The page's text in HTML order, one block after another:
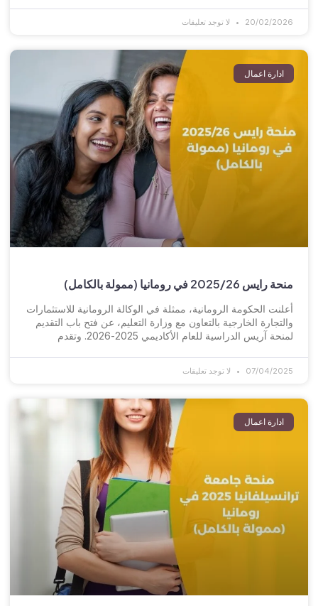
20/02/2026 لا توجد تعليقات
ادارة اعمال
منحة رايس 2025/26 في رومانيا (ممولة بالكامل)
أعلنت الحكومة الرومانية، ممثلة في الوكالة الرومانية للاستثمارات
والتجارة الخارجية بالتعاون مع وزارة التعليم، عن فتح باب التقديم
لمنحة آريس الدراسية للعام الأكاديمي 2025-2026. وتقدم
07/04/2025 لا توجد تعليقات
ادارة اعمال